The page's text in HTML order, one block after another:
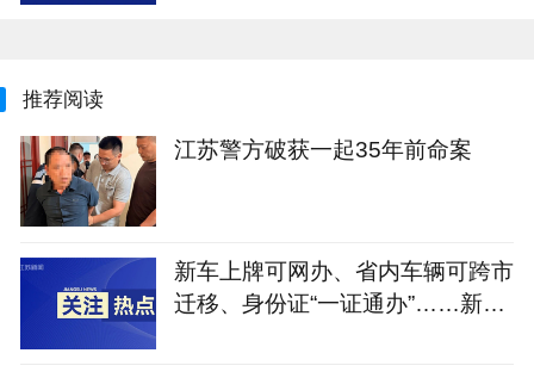
推荐阅读
江苏警方破获一起35年前命案
新车上牌可网办、省内车辆可跨市
迁移、身份证“一证通办”……新修